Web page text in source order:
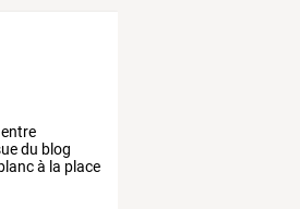
entre
du blog
blancà la place